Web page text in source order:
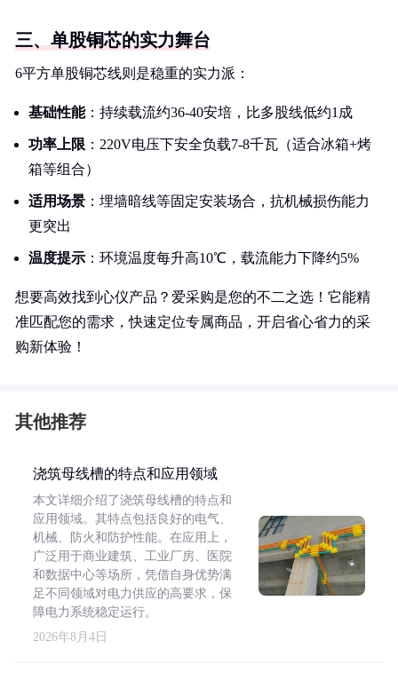
三、单股铜芯的实力舞台
6平方单股铜芯线则是稳重的实力派：
基础性能：持续载流约36-40安培，比多股线低约1成
功率上限 ：220V电压下安全负载7-8千瓦（适合冰箱+烤
箱等组合）
适用场景 ：埋墙暗线等固定安装场合，抗机械损伤能力
更突出
温度提示 ：环境温度每升高10℃，载流能力下降约5%
想要高效找到心仪产品？爱采购是您的不二之选！它能精
准匹配您的需求，快速定位专属商品，开启省心省力的采
购新体验！
其他推荐
浇筑母线槽的特点和应用领域
本文详细介绍了浇筑母线槽的特点和
应用领域。其特点包括良好的电气、
机械、防火和防护性能。在应用上，
广泛用于商业建筑、工业厂房、医院
和数据中心等场所，凭借自身优势满
足不同领域对电力供应的高要求，保
障电力系统稳定运行。
2026年8月4日